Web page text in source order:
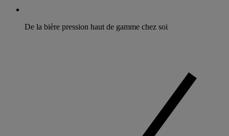
De la bière pression haut de gamme chez soi